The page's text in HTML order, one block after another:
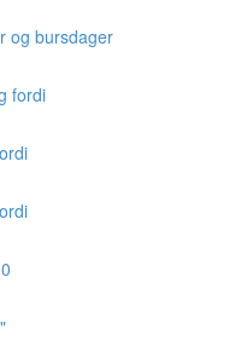
og bursdager
fordi